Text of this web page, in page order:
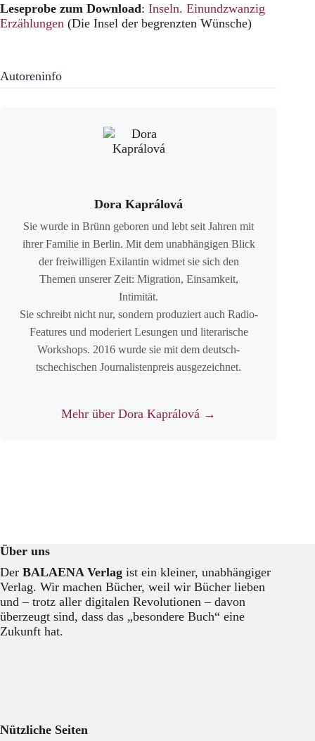
Leseprobe zum Download: Inseln. Einundzwanzig
Erzählungen (Die Insel der begrenzten Wünsche)
Autoreninfo
Dora Kaprálová
Sie wurde in Brünn geboren und lebt seit Jahren mit
ihrer Familie in Berlin. Mit dem unabhängigen Blick
der freiwilligen Exilantin widmet sie sich den
Themen unserer Zeit: Migration, Einsamkeit,
Intimität.
Sie schreibt nicht nur, sondern produziert auch Radio-
Features und moderiert Lesungen und literarische
Workshops. 2016 wurde sie mit dem deutsch-
tschechischen Journalistenpreis ausgezeichnet.
Mehr über Dora Kaprálová →
Über uns
Der BALAENA Verlag ist ein kleiner, unabhängiger
Verlag. Wir machen Bücher, weil wir Bücher lieben
und – trotz aller digitalen Revolutionen – davon
überzeugt sind, dass das „besondere Buch“ eine
Zukunft hat.
Nützliche Seiten